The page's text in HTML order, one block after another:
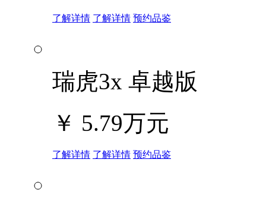
了解详情 了解详情 预约品鉴
瑞虎3x 卓越版
￥ 5.79万元
了解详情 了解详情 预约品鉴